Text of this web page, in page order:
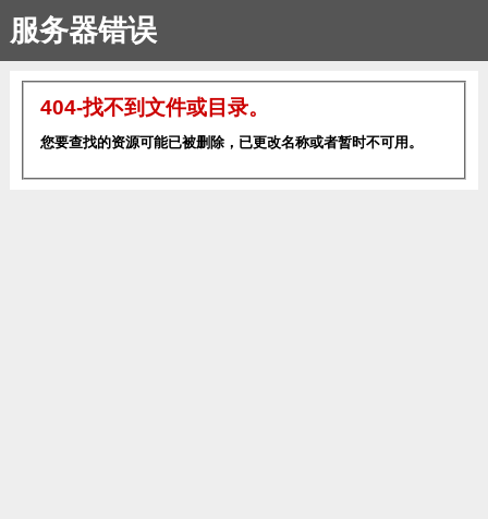
服务器错误
404-找不到文件或目录。
您要查找的资源可能已被删除，已更改名称或者暂时不可用。